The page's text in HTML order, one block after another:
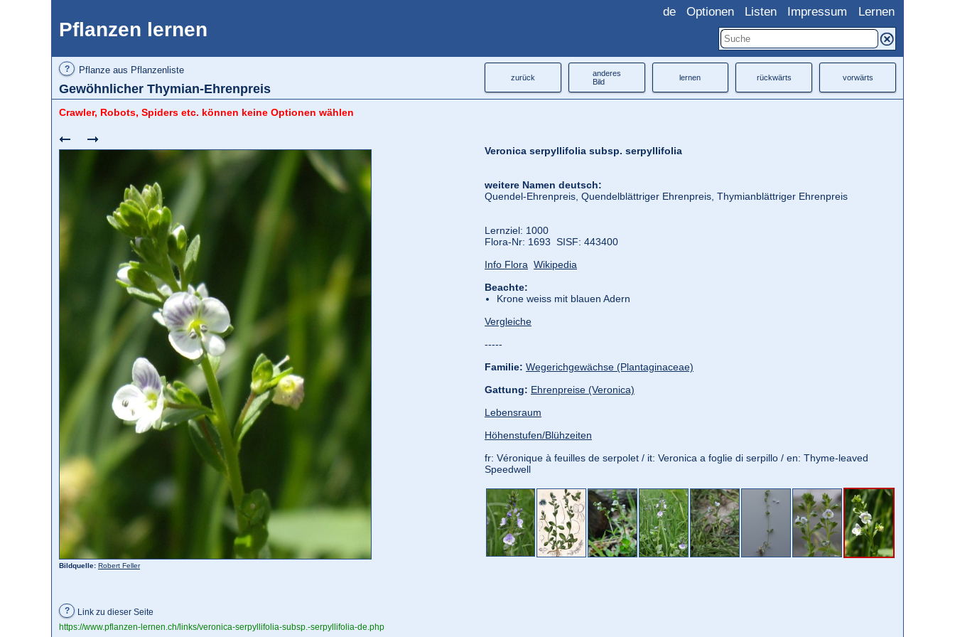
Pflanzen lernen
de Optionen Listen Impressum Lernen
? Pflanze aus Pflanzenliste
Gewöhnlicher Thymian-Ehrenpreis
zurück
anderes
Bild
lernen rückwärts vorwärts
Crawler, Robots, Spiders etc. können keine Optionen wählen
Bildquelle: Robert Feller
Veronica serpyllifolia subsp. serpyllifolia
weitere Namen deutsch:
Quendel-Ehrenpreis, Quendelblättriger Ehrenpreis, Thymianblättriger Ehrenpreis
Lernziel: 1000
Flora‑Nr: 1693 SISF: 443400
Info Flora Wikipedia
Beachte:
Krone weiss mit blauen Adern
Vergleiche
-----
Familie: Wegerichgewächse (Plantaginaceae)
Gattung: Ehrenpreise (Veronica)
Lebensraum
Höhenstufen/Blühzeiten
fr: Véronique à feuilles de serpolet / it: Veronica a foglie di serpillo / en: Thyme-leaved
Speedwell
?
Link zu dieser Seite
https://www.pflanzen-lernen.ch/links/veronica-serpyllifolia-subsp.-serpyllifolia-de.php